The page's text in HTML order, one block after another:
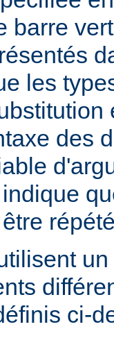
barre
les
des
ci-